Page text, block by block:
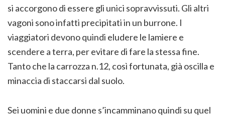
si accorgono di essere gli unici sopravvissuti. Gli altri
vagoni sono infatti precipitati in un burrone. I
viaggiatori devono quindi eludere le lamiere e
scendere a terra, per evitare di fare la stessa fine.
Tanto che la carrozza n.12, così fortunata, già oscilla e
minaccia di staccarsi dal suolo.
Sei uomini e due donne s’incamminano quindi su quel